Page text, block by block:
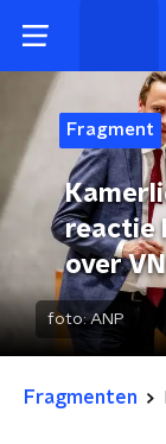
Fragment
reactie
over
foto:ANP
Fragmenten